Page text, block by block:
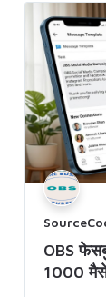
OBS
1000